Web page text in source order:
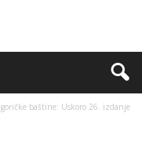
baštine: Uskoro 26. izdanje